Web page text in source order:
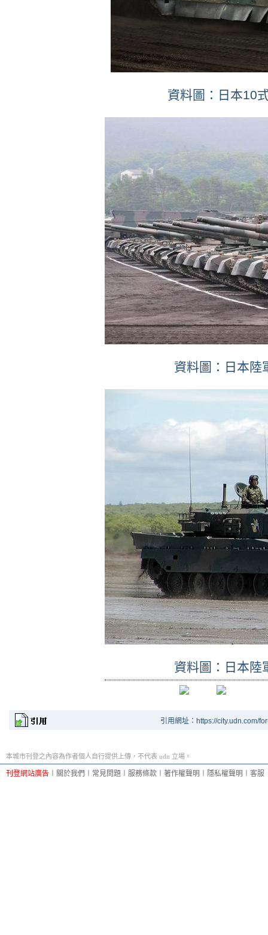
資料圖：日本10
資料圖：日本陸
資料圖：日本陸
引用網址：https://city.udn.com/
本城市刊登之內容為作者個人自行提供上傳，不代表 udn 立場。
刊登網站廣告 關於我們 常見問題 服務條款 著作權聲明 隱私權聲明 客服